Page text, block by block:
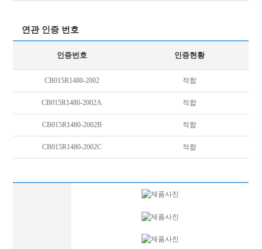
연관 인증 번호
인증번호 인증현황
CB015R1480-2002 적합
CB015R1480-2002A 적합
CB015R1480-2002B 적합
CB015R1480-2002C 적합